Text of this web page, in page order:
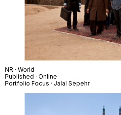
NR · World
Published · Online
Portfolio Focus · Jalal Sepehr